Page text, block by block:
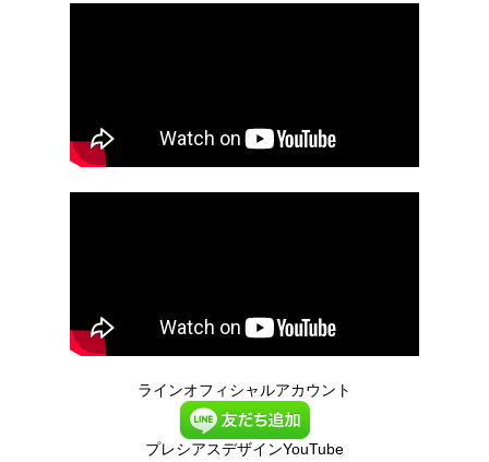
ラインオフィシャルアカウント
プレシアスデザインYouTube